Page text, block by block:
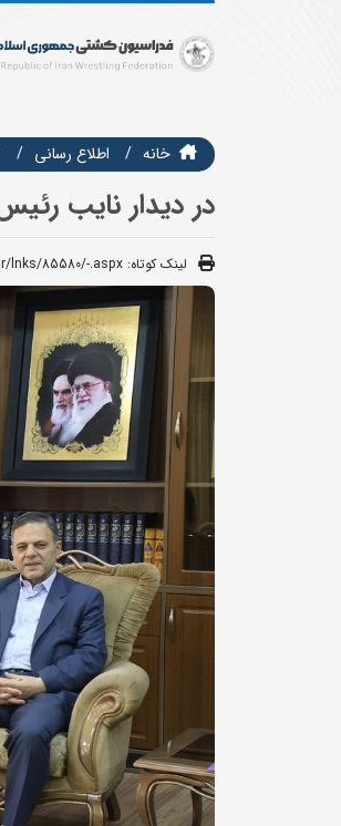
خانه اطلاع رسانی
در دیدار نایب
لینک کوتاه: lnks/85580/-.aspx